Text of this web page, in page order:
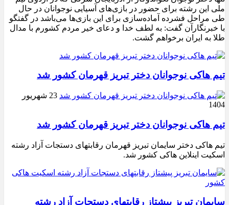
ملی این رشته برای حضور در بازی‌های آسیایی نوجوانان در حال
طی مراحل فشرده آماده‌سازی برای این بازی‌ها می‌باشد در گفتگو
با خبرنگارآن گفت: به لطف خدا و دعای خیر مردم کشورم با مدال
طلا به ایران برخواهم گشت.
تیم هاکی نوجوانان دختر تبریز قهرمان کشور شد
23 شهریور
1404
تیم هاکی نوجوانان دختر تبریز قهرمان کشور شد
تیم هاکی دختر سایمان تبریز قهرمان رقابتهای دستجات آزاد رشته
اسکیت اینلاین هاکی کشور شد.
سایمان تبریز پیشتاز رقابتهای دستجات آزاد رشته